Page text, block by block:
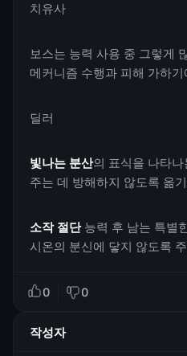
치유사
보스는 능력 사용 중 그렇게
메커니즘 수행과 피해 가하
딜러
빛나는 분산의 표식을 나타
주는 데 방해하지 않도록 옮
소작 절단능력 후 남는 특별
시온의 분신에 닿지 않도록
0 0
작성자